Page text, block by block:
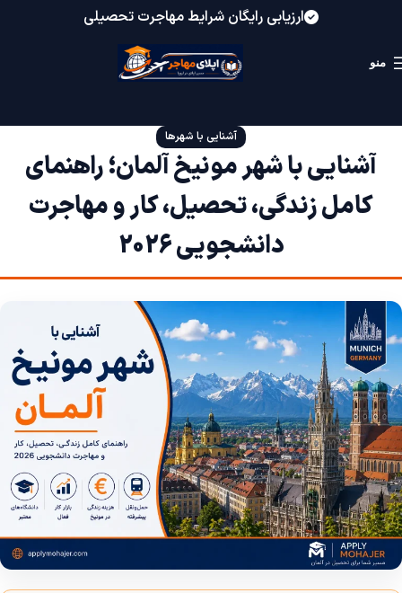
ارزیابی رایگان شرایط مهاجرت تحصیلی
منو
آشنایی با شهرها
آشنایی با شهر مونیخ آلمان؛ راهنمای
کامل زندگی، تحصیل، کار و مهاجرت
دانشجویی 2026